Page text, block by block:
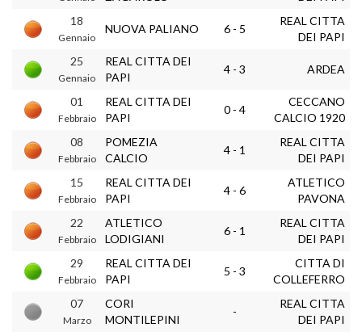
18
Gennaio
NUOVA PALIANO 6 - 5
REAL CITTA
DEI PAPI
25
Gennaio
REAL CITTA DEI
PAPI
4 - 3 ARDEA
01
Febbraio
REAL CITTA DEI
PAPI
0 - 4
CECCANO
CALCIO 1920
08
Febbraio
POMEZIA
CALCIO
4 - 1
REAL CITTA
DEI PAPI
15
Febbraio
REAL CITTA DEI
PAPI
4 - 6
ATLETICO
PAVONA
22
Febbraio
ATLETICO
LODIGIANI
6 - 1
REAL CITTA
DEI PAPI
29
Febbraio
REAL CITTA DEI
PAPI
5 - 3
CITTA DI
COLLEFERRO
07
Marzo
CORI
MONTILEPINI
-
REAL CITTA
DEI PAPI